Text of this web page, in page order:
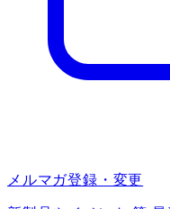
メルマガ登録・変更